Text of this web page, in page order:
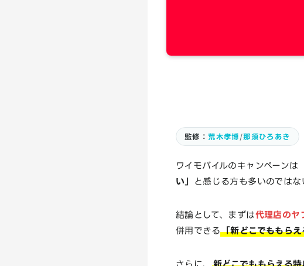
監修：荒木孝博 /那須ひろあき
ワイモバイルのキャンペーンは
い」
と感じる方も多いのではな
結論として、まずは代理店のヤ
併用できる「新どこでももら
さらに、
新どこでももらえる